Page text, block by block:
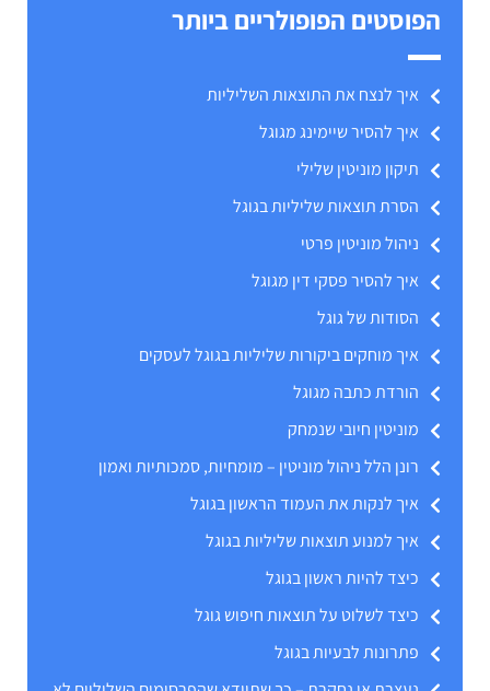
הפוסטים הפופולריים ביותר
איך לנצח את התוצאות השליליות
איך להסיר שיימינג מגוגל
תיקון מוניטין שלילי
הסרת תוצאות שליליות בגוגל
ניהול מוניטין פרטי
איך להסיר פסקי דין מגוגל
הסודות של גוגל
איך מוחקים ביקורות שליליות בגוגל לעסקים
הורדת כתבה מגוגל
מוניטין חיובי שנמחק
רונן הלל ניהול מוניטין – מומחיות, סמכותיות ואמון
איך לנקות את העמוד הראשון בגוגל
איך למנוע תוצאות שליליות בגוגל
כיצד להיות ראשון בגוגל
כיצד לשלוט על תוצאות חיפוש גוגל
פתרונות לבעיות בגוגל